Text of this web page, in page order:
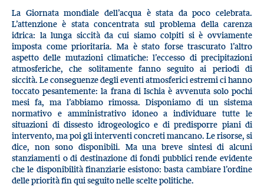
La Giornata mondiale dell’acqua è stata da poco celebrata.
L’attenzione è stata concentrata sul problema della carenza
idrica: la lunga siccità da cui siamo colpiti si è ovviamente
imposta come prioritaria. Ma è stato forse trascurato l’altro
aspetto delle mutazioni climatiche: l’eccesso di precipitazioni
atmosferiche, che solitamente fanno seguito ai periodi di
siccità. Le conseguenze degli eventi atmosferici estremi ci hanno
toccato pesantemente: la frana di Ischia è avvenuta solo pochi
mesi fa, ma l’abbiamo rimossa. Disponiamo di un sistema
normativo e amministrativo idoneo a individuare tutte le
situazioni di dissesto idrogeologico e di predisporre piani di
intervento, ma poi gli interventi concreti mancano. Le risorse, si
dice, non sono disponibili. Ma una breve sintesi di alcuni
stanziamenti o di destinazione di fondi pubblici rende evidente
che le disponibilità finanziarie esistono: basta cambiare l’ordine
delle priorità fin qui seguito nelle scelte politiche.